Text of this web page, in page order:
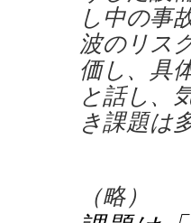
し中の事
波のリス
価し、具
と話し、
き課題は
（略）